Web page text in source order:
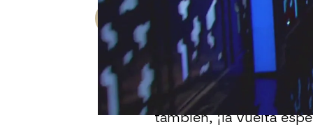
Julián López
Publicado: 14 de mayo de 2023,
Tras una semana de
lo alto con su
quinta
penúltima que tienen
también, ¡la vuelta